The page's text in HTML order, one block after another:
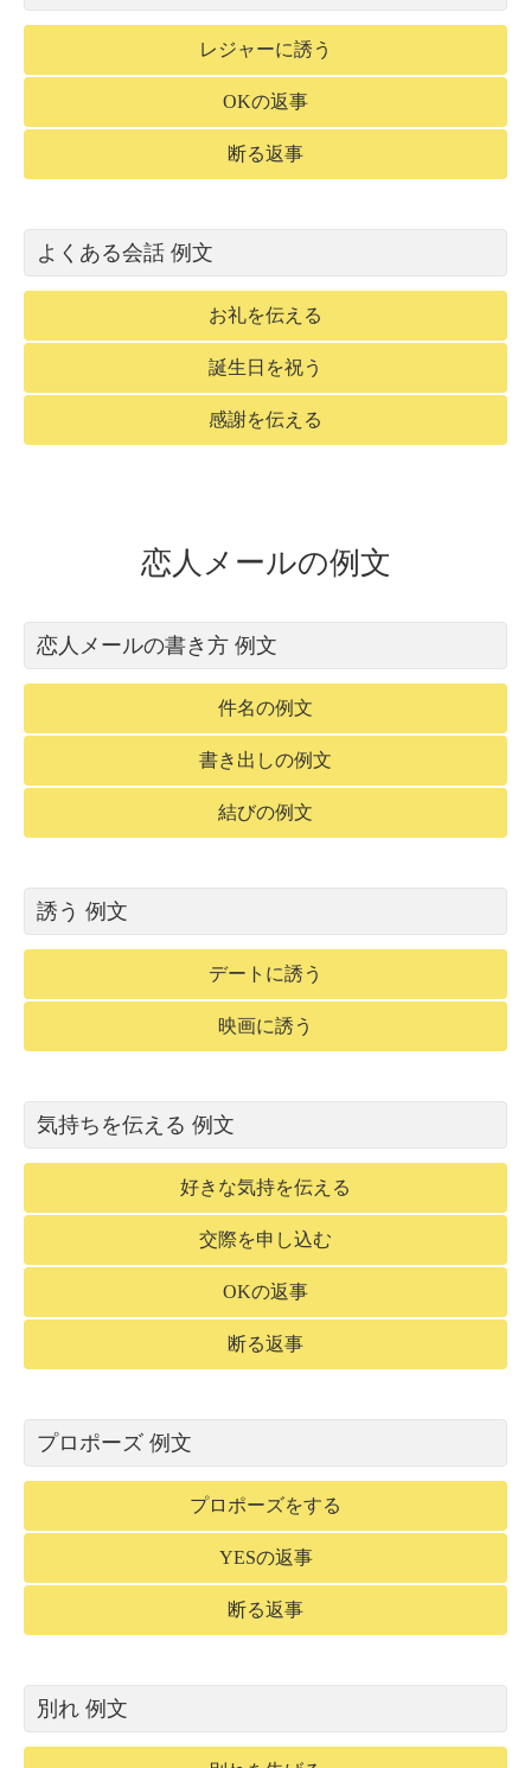
レジャーに誘う
OKの返事
断る返事
よくある会話 例文
お礼を伝える
誕生日を祝う
感謝を伝える
恋人メールの例文
恋人メールの書き方 例文
件名の例文
書き出しの例文
結びの例文
誘う 例文
デートに誘う
映画に誘う
気持ちを伝える 例文
好きな気持を伝える
交際を申し込む
OKの返事
断る返事
プロポーズ 例文
プロポーズをする
YESの返事
断る返事
別れ 例文